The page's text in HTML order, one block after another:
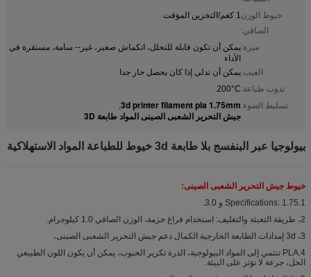
خيوط الوزن
الصافي:
1 كغم/التخزين المؤقت
ميزة:يمكن أن تكون قابلة للتحلل، انكماش صغير، غير-- سامة، مستقرة في
الأداء
العيب:يمكن أن تدلى إذا كان يحصل حار جدا
تذوب طباعة:200°C
تسليط الضوء:3d printer filament pla 1.75mm
,
جيش التحرير الشعبى الصينى المواد طابعة 3D
بيولوجيا عبر البنفسج بلا طابعة 3d خيوط للطباعة المواد الاستهلاكية
خيوط جيش التحرير الشعبى الصينى:
1.Specifications: 1.75 و 3.0.
2، طريقة التعبئة والتغليف: استخدام فراغ حزمة، الوزن الصافي 1.0 كيلوجرام.
3، 3d إمدادات الطابعة الخارجية الكمال دعم جيش التحرير الشعبى الصينى،
4.PLA تنتمي إلى المواد البيولوجية، الذرة تكرير الحبوب، يمكن أن يكون اللون الطبيعي
الحل، جرعة لا تؤثر على البيئة.